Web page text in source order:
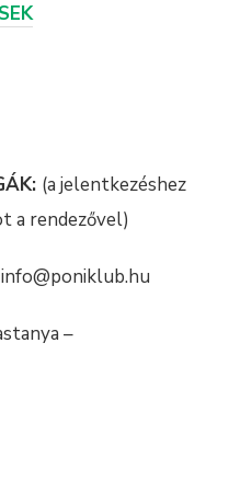
(a jelentkezéshez
a rendezővel)
–